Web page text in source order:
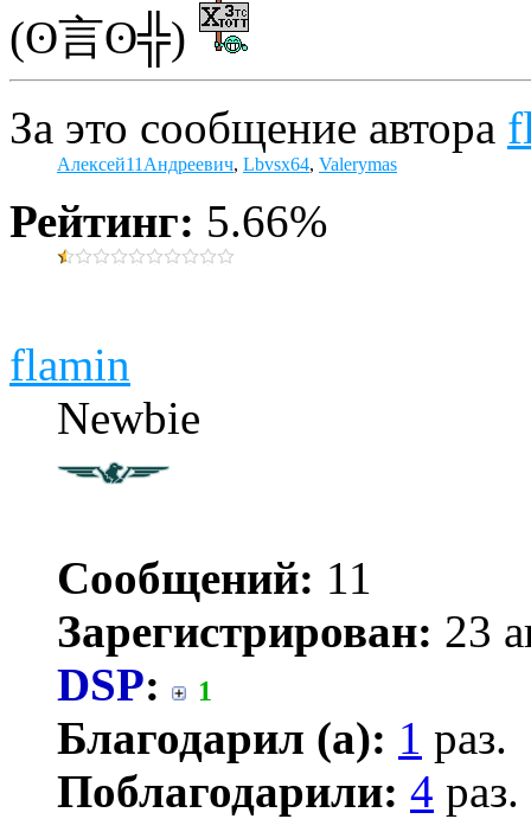
(ʘ言ʘ╬)
За это сообщение автора
Алексей11Андреевич, Lbvsx64, Valerymas
Рейтинг: 5.66%
flamin
Newbie
Сообщений: 11
Зарегистрирован: 23
DSP: 1
Благодарил (а): 1 раз.
Поблагодарили: 4 раз.